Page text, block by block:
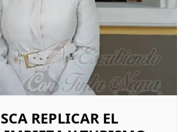
REPLICAR EL